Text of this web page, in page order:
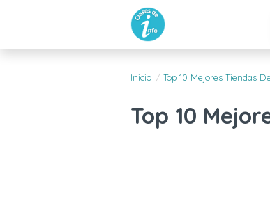
Inicio Top 10 Mejores Tiendas
Top 10